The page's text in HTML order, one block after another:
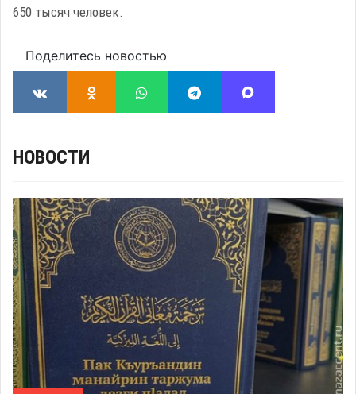
650 тысяч человек.
Поделитесь новостью
НОВОСТИ